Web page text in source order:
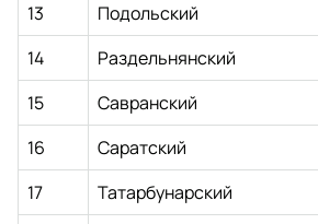
13
Подольский
14
Раздельнянский
15
Савранский
16
Саратский
17
Татарбунарский